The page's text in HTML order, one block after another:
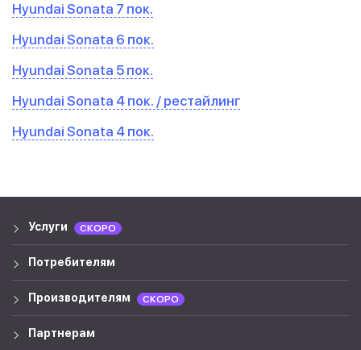
Hyundai Sonata 7 пок.
Hyundai Sonata 6 пок.
Hyundai Sonata 5 пок.
Hyundai Sonata 4 пок. / рестайлинг
Hyundai Sonata 4 пок.
Услуги СКОРО
Потребителям
Производителям СКОРО
Партнерам